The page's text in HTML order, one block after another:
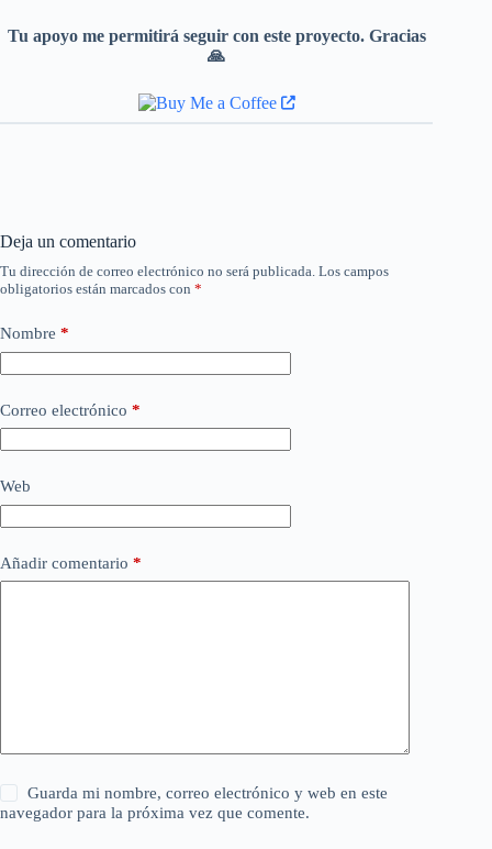
Tu apoyo me permitirá seguir con este proyecto. Gracias
🙏
Deja un comentario
Tu dirección de correo electrónico no será publicada. Los campos
obligatorios están marcados con *
Nombre *
Correo electrónico *
Web
Añadir comentario *
Guarda mi nombre, correo electrónico y web en este
navegador para la próxima vez que comente.